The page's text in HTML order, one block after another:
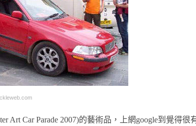
Art Car Parade 2007)的藝術品，上網google到覺得很